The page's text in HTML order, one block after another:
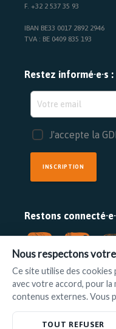
F. +32 2 537 35 93
IBAN BE33 0017 2892 2946
TVA : BE 0409 835 193
Restez informé·e·s :
J'accepte la
INSCRIPTION
Restons
FAIRE UN DON
Nous respectons
Ce site utilise des
avec votre accord, pour la
contenus externes. Vous
TOUT REFUSER